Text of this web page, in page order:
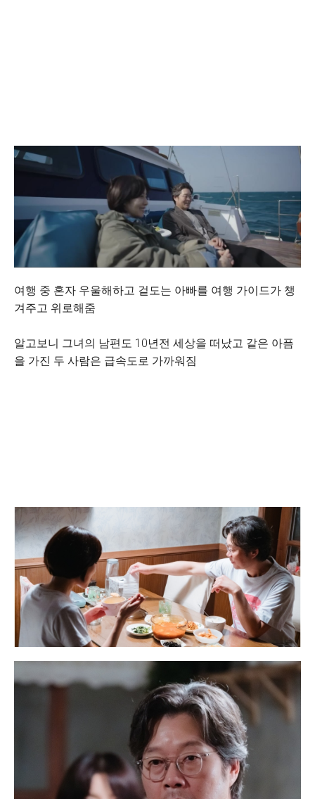
여행 중 혼자 우울해하고 겉도는 아빠를 여행 가이드가 챙
겨주고 위로해줌
알고보니 그녀의 남편도 10년전 세상을 떠났고 같은 아픔
을 가진 두 사람은 급속도로 가까워짐